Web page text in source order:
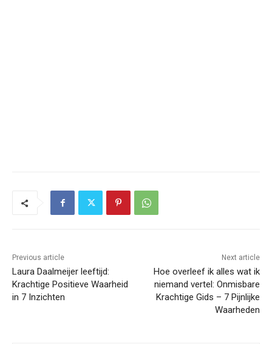
Previous article
Laura Daalmeijer leeftijd:
Krachtige Positieve Waarheid
in 7 Inzichten
Next article
Hoe overleef ik alles wat ik
niemand vertel: Onmisbare
Krachtige Gids – 7 Pijnlijke
Waarheden